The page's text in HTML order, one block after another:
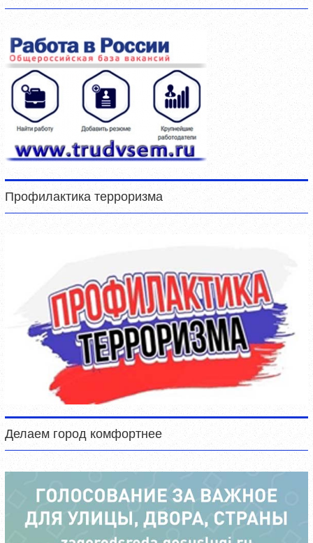
Профилактика терроризма
Делаем город комфортнее